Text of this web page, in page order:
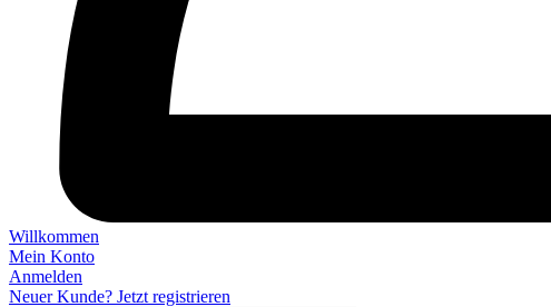
Willkommen
Mein Konto
Anmelden
Neuer Kunde? Jetzt registrieren